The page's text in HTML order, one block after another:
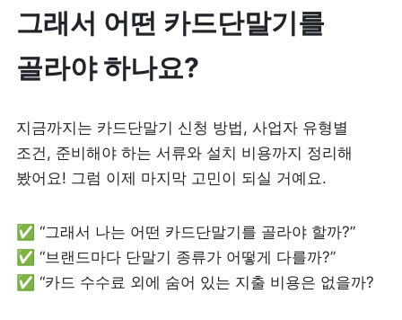
그래서 어떤 카드단말기를
골라야 하나요?
지금까지는 카드단말기 신청 방법, 사업자 유형별
조건, 준비해야 하는 서류와 설치 비용까지 정리해
봤어요! 그럼 이제 마지막 고민이 되실 거예요.
✅ “그래서 나는 어떤 카드단말기를 골라야 할까?”
✅ “브랜드마다 단말기 종류가 어떻게 다를까?”
✅ “카드 수수료 외에 숨어 있는 지출 비용은 없을까?